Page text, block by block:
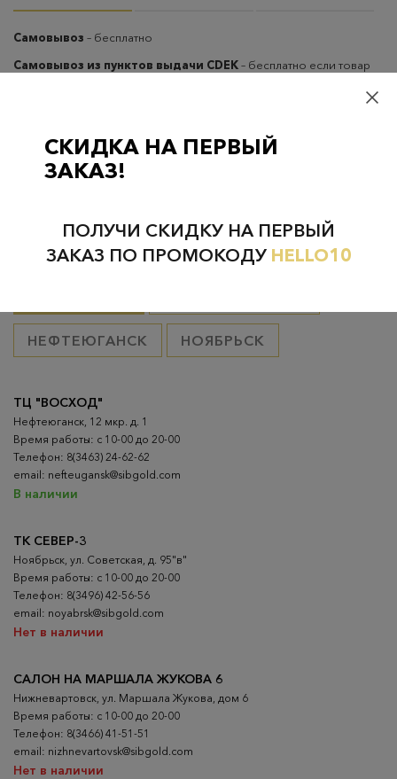
Самовывоз – бесплатно
Самовывоз из пунктов выдачи CDEK– бесплатно если товар
Проверьте наличие в магазинах
НЕФТЕЮГАНСК НОЯБРЬСК
ТК СЕВЕР-3
Ноябрьск, ул. Советская, д. 95"в"
Время работы: с 10-00 до 20-00
Телефон: 8(3496) 42-56-56
email: noyabrsk@sibgold.com
Нет в наличии
ТЦ "ВОСХОД"
Нефтеюганск, 12 мкр. д. 1
Время работы: с 10-00 до 20-00
Телефон: 8(3463) 24-62-62
email: nefteugansk@sibgold.com
В наличии
САЛОН НА МАРШАЛА ЖУКОВА 6
Нижневартовск, ул. Маршала Жукова, дом 6
Время работы: с 10-00 до 20-00
Телефон: 8(3466) 41-51-51
email: nizhnevartovsk@sibgold.com
Нет в наличии
СКИДКА НА ПЕРВЫЙ
ЗАКАЗ!
ПОЛУЧИ СКИДКУ НА ПЕРВЫЙ
ЗАКАЗ ПО ПРОМОКОДУ HELLO10